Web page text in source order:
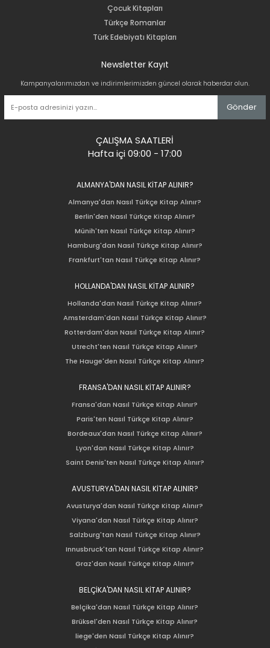
Çocuk Kitapları
Türkçe Romanlar
Türk Edebiyatı Kitapları
Newsletter Kayıt
Kampanyalarımızdan ve indirimlerimizden güncel olarak haberdar olun.
Gönder
ÇALIŞMA SAATLERİ
Hafta içi 09:00 - 17:00
ALMANYA'DAN NASIL KİTAP ALINIR?
Almanya'dan Nasıl Türkçe Kitap Alınır?
Berlin'den Nasıl Türkçe Kitap Alınır?
Münih'ten Nasıl Türkçe Kitap Alınır?
Hamburg'dan Nasıl Türkçe Kitap Alınır?
Frankfurt'tan Nasıl Türkçe Kitap Alınır?
HOLLANDA'DAN NASIL KİTAP ALINIR?
Hollanda'dan Nasıl Türkçe Kitap Alınır?
Amsterdam'dan Nasıl Türkçe Kitap Alınır?
Rotterdam'dan Nasıl Türkçe Kitap Alınır?
Utrecht'ten Nasıl Türkçe Kitap Alınır?
The Hauge'den Nasıl Türkçe Kitap Alınır?
FRANSA'DAN NASIL KİTAP ALINIR?
Fransa'dan Nasıl Türkçe Kitap Alınır?
Paris'ten Nasıl Türkçe Kitap Alınır?
Bordeaux'dan Nasıl Türkçe Kitap Alınır?
Lyon'dan Nasıl Türkçe Kitap Alınır?
Saint Denis'ten Nasıl Türkçe Kitap Alınır?
AVUSTURYA'DAN NASIL KİTAP ALINIR?
Avusturya'dan Nasıl Türkçe Kitap Alınır?
Viyana'dan Nasıl Türkçe Kitap Alınır?
Salzburg'tan Nasıl Türkçe Kitap Alınır?
Innusbruck'tan Nasıl Türkçe Kitap Alınır?
Graz'dan Nasıl Türkçe Kitap Alınır?
BELÇİKA'DAN NASIL KİTAP ALINIR?
Belçika'dan Nasıl Türkçe Kitap Alınır?
Brüksel'den Nasıl Türkçe Kitap Alınır?
liege'den Nasıl Türkçe Kitap Alınır?